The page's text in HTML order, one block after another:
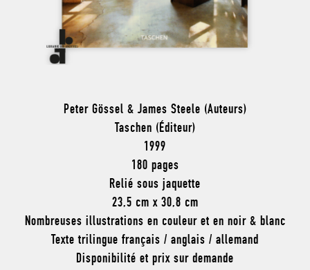
Peter Gössel & James Steele (Auteurs)
Taschen (Éditeur)
1999
180 pages
Relié sous jaquette
23,5 cm x 30,8 cm
Nombreuses illustrations en couleur et en noir & blanc
Texte trilingue français / anglais / allemand
Disponibilité et prix sur demande